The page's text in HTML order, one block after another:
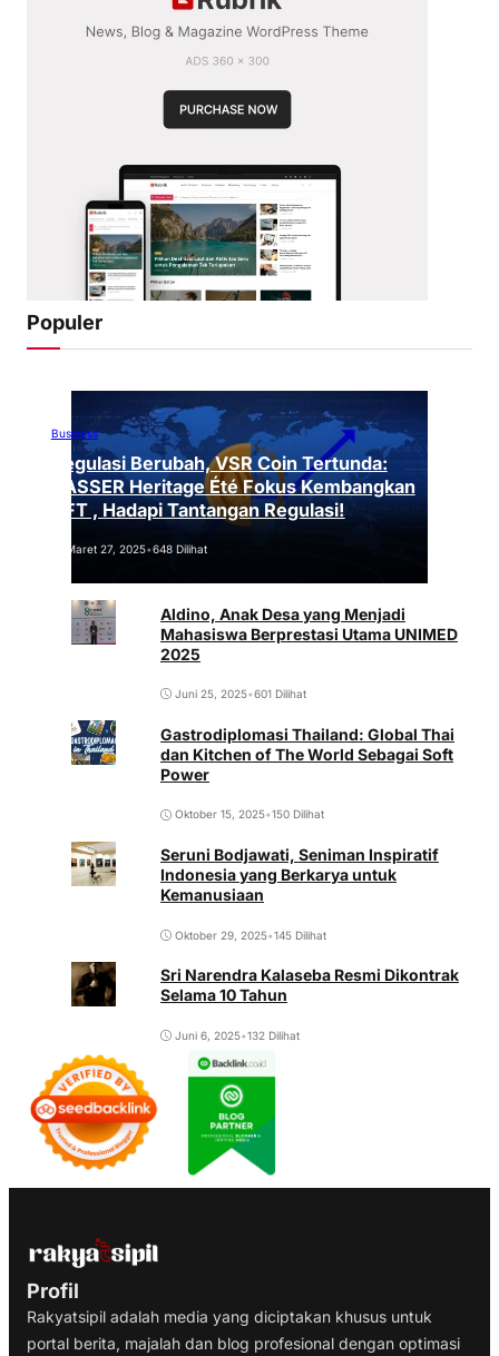
Populer
Business
Regulasi Berubah, VSR Coin Tertunda:
VASSER Heritage Été Fokus Kembangkan
NFT , Hadapi Tantangan Regulasi!
Maret 27, 2025•648 Dilihat
Aldino, Anak Desa yang Menjadi
Mahasiswa Berprestasi Utama UNIMED
2025
Juni 25, 2025•601 Dilihat
Gastrodiplomasi Thailand: Global Thai
dan Kitchen of The World Sebagai Soft
Power
Oktober 15, 2025•150 Dilihat
Seruni Bodjawati, Seniman Inspiratif
Indonesia yang Berkarya untuk
Kemanusiaan
Oktober 29, 2025•145 Dilihat
Sri Narendra Kalaseba Resmi Dikontrak
Selama 10 Tahun
Juni 6, 2025•132 Dilihat
Profil
Rakyatsipil adalah media yang diciptakan khusus untuk
portal berita, majalah dan blog profesional dengan optimasi